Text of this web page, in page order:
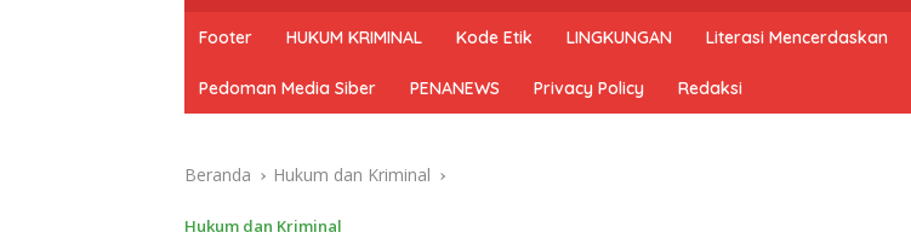
Footer HUKUM KRIMINAL Kode Etik LINGKUNGAN Literasi Mencerdaskan
Pedoman Media Siber PENANEWS Privacy Policy Redaksi
Beranda Hukum dan Kriminal
Hukum dan Kriminal